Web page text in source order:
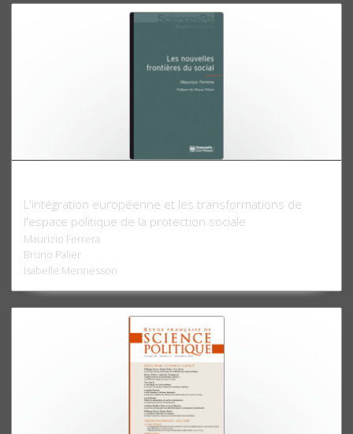
L'intégration européenne et les transformations de
l'espace politique de la protection sociale
Maurizio Ferrera
Bruno Palier
Isabelle Mennesson